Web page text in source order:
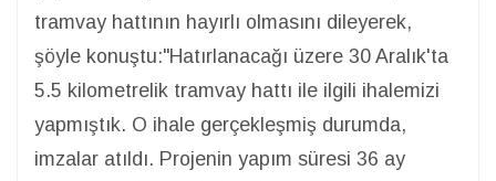
tramvay hattının hayırlı olmasını dileyerek,
şöyle konuştu:"Hatırlanacağı üzere 30 Aralık'ta
5.5 kilometrelik tramvay hattı ile ilgili ihalemizi
yapmıştık. O ihale gerçekleşmiş durumda,
imzalar atıldı. Projenin yapım süresi 36 ay